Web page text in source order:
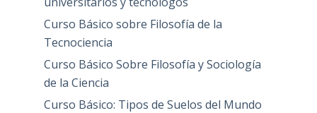
Curso Básico sobre Filosofía de la
Tecnociencia
Curso Básico Sobre Filosofía y Sociología
de la Ciencia
Curso Básico: Tipos de Suelos del Mundo